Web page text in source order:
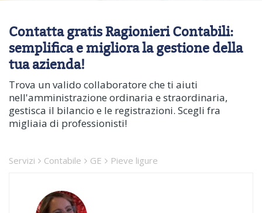
Contatta gratis Ragionieri Contabili:
semplifica e migliora la gestione della
tua azienda!
Trova un valido collaboratore che ti aiuti
nell'amministrazione ordinaria e straordinaria,
gestisca il bilancio e le registrazioni. Scegli fra
migliaia di professionisti!
Servizi Contabile GE Pieve ligure